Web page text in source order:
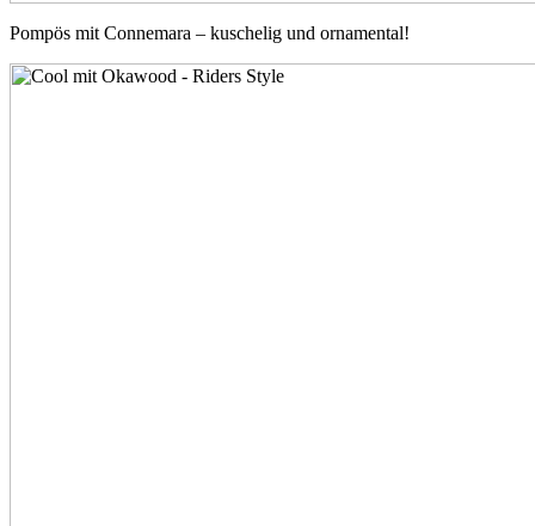
Pompös mit Connemara – kuschelig und ornamental!